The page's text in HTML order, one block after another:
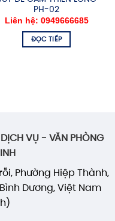
PH-02
Liên hệ: 0949666685
ĐỌC TIẾP
VỤ - VĂN PHÒNG
Phường Hiệp Thành,
Dương, Việt Nam